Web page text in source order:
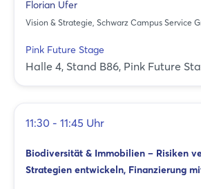
Florian Ufer
Vision & Strategie, Schwarz Campus Service
Pink Future Stage
Halle 4, Stand B86, Pink Future
11:30 - 11:45 Uhr
Biodiversität & Immobilien – Risiken
Strategien entwickeln, Finanzierung